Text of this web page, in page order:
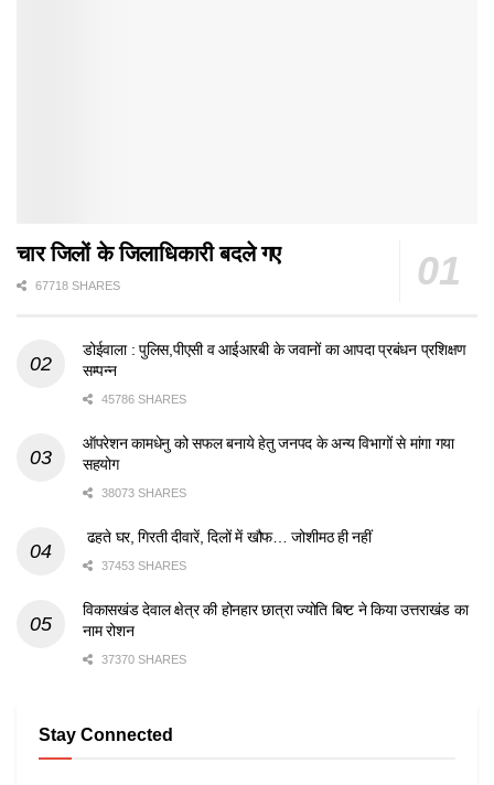
चार जिलों के जिलाधिकारी बदले गए
67718 SHARES
डोईवाला : पुलिस,पीएसी व आईआरबी के जवानों का आपदा प्रबंधन प्रशिक्षण
सम्पन्न
45786 SHARES
ऑपरेशन कामधेनु को सफल बनाये हेतु जनपद के अन्य विभागों से मांगा गया
सहयोग
38073 SHARES
ढहते घर, गिरती दीवारें, दिलों में खौफ… जोशीमठ ही नहीं
37453 SHARES
विकासखंड देवाल क्षेत्र की होनहार छात्रा ज्योति बिष्ट ने किया उत्तराखंड का
नाम रोशन
37370 SHARES
Stay Connected